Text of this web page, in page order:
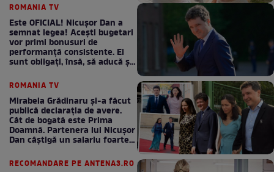
ROMANIA TV
Este OFICIAL! Nicușor Dan a
semnat legea! Acești bugetari
vor primi bonusuri de
performanță consistente. Ei
sunt obligați, însă, să aducă și
ROMANIA TV
Mirabela Grădinaru și-a făcut
publică declarația de avere.
Cât de bogată este Prima
Doamnă. Partenera lui Nicușor
Dan câștigă un salariu foarte
RECOMANDARE PE ANTENA3.RO